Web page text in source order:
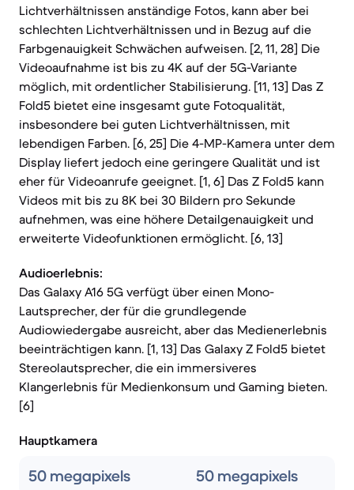
Lichtverhältnissen anständige Fotos, kann aber bei
schlechten Lichtverhältnissen und in Bezug auf die
Farbgenauigkeit Schwächen aufweisen. [2, 11, 28] Die
Videoaufnahme ist bis zu 4K auf der 5G-Variante
möglich, mit ordentlicher Stabilisierung. [11, 13] Das Z
Fold5 bietet eine insgesamt gute Fotoqualität,
insbesondere bei guten Lichtverhältnissen, mit
lebendigen Farben. [6, 25] Die 4-MP-Kamera unter dem
Display liefert jedoch eine geringere Qualität und ist
eher für Videoanrufe geeignet. [1, 6] Das Z Fold5 kann
Videos mit bis zu 8K bei 30 Bildern pro Sekunde
aufnehmen, was eine höhere Detailgenauigkeit und
erweiterte Videofunktionen ermöglicht. [6, 13]
Audioerlebnis:
Das Galaxy A16 5G verfügt über einen Mono-
Lautsprecher, der für die grundlegende
Audiowiedergabe ausreicht, aber das Medienerlebnis
beeinträchtigen kann. [1, 13] Das Galaxy Z Fold5 bietet
Stereolautsprecher, die ein immersiveres
Klangerlebnis für Medienkonsum und Gaming bieten.
[6]
Hauptkamera
50 megapixels 50 megapixels